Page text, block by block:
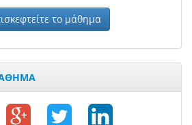
το μάθημα